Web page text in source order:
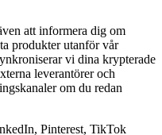
att informera dig om
produkter utanför vår
vi dina krypterade
leverantörer och
om du redan
Pinterest, TikTok